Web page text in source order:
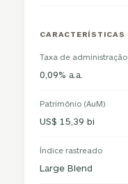
CARACTERÍSTICAS
Taxa de administração
0,09% a.a.
Patrimônio (AuM)
US$ 15,39 bi
Índice rastreado
Large Blend